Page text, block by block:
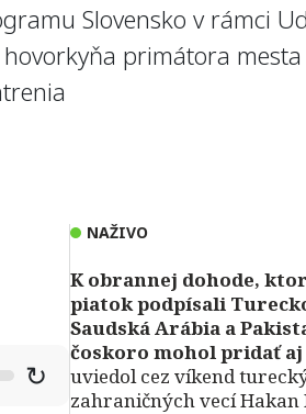
Slovensko v rámci
primátora
↻
NAŽIVO
K obrannej dohode,
piatok podpísali
Saudská Arábia a
čoskoro mohol pridať aj
uviedol cez víkend
zahraničných vecí Hakan